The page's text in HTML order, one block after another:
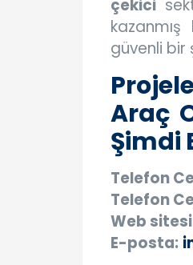
çekici
kazanmış
güvenli bir
Araç
Şimdi
Telefon
Telefon
Web
E-posta: